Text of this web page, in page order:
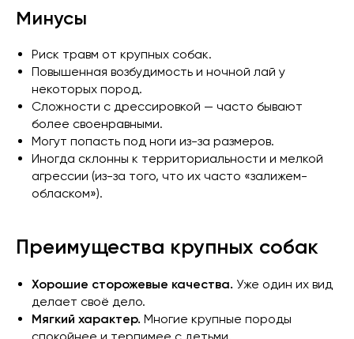
Минусы
Риск травм от крупных собак.
Повышенная возбудимость и ночной лай у
некоторых пород.
Сложности с дрессировкой — часто бывают
более своенравными.
Могут попасть под ноги из-за размеров.
Иногда склонны к территориальности и мелкой
агрессии (из-за того, что их часто «залижем-
обласком»).
Преимущества крупных собак
Хорошие сторожевые качества. Уже один их вид
делает своё дело.
Мягкий характер. Многие крупные породы